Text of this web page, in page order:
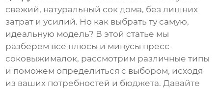
свежий, натуральный сок дома, без лишних
затрат и усилий. Но как выбрать ту самую,
идеальную модель? В этой статье мы
разберем все плюсы и минусы пресс-
соковыжималок, рассмотрим различные типы
и поможем определиться с выбором, исходя
из ваших потребностей и бюджета. Давайте